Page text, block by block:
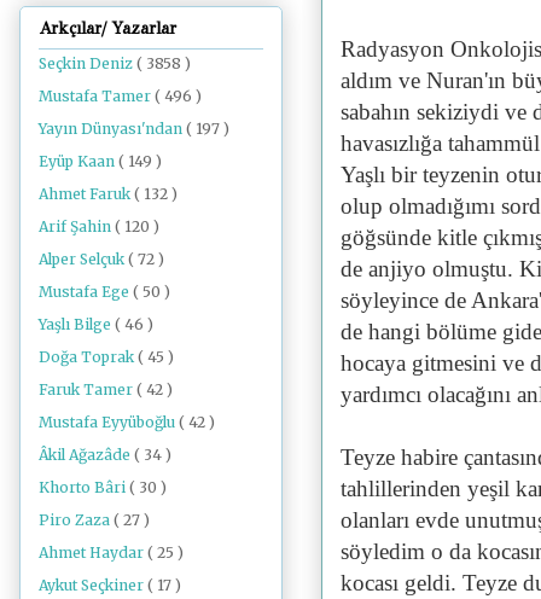
Radyasyon
aldım ve Nuran'ın
sabahın sekiziydi ve
havasızlığa
Yaşlı bir teyzenin
olup olmadığımı
göğsünde kitle
de anjiyo olmuştu.
söyleyince de
de hangi bölüme
hocaya gitmesini ve
yardımcı olacağını
Teyze habire
tahlillerinden yeşil
olanları evde
söyledim o da
kocası geldi. Teyze
Arkçılar/ Yazarlar
Seçkin Deniz ( 3858 )
Mustafa Tamer ( 496 )
Yayın Dünyası'ndan ( 197 )
Eyüp Kaan ( 149 )
Ahmet Faruk ( 132 )
Arif Şahin ( 120 )
Alper Selçuk ( 72 )
Mustafa Ege ( 50 )
Yaşlı Bilge ( 46 )
Doğa Toprak ( 45 )
Faruk Tamer ( 42 )
Mustafa Eyyüboğlu ( 42 )
Âkil Ağazâde ( 34 )
Khorto Bâri ( 30 )
Piro Zaza ( 27 )
Ahmet Haydar ( 25 )
Aykut Seçkiner ( 17 )